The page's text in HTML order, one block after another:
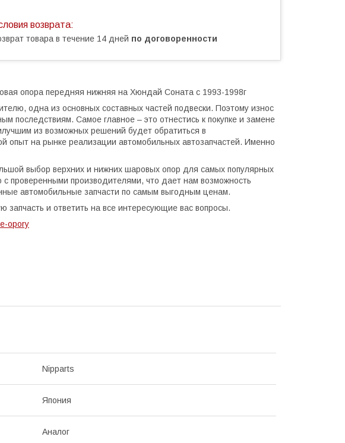
товара в течение 14 дней по договоренности
опора передняя нижняя на Хюндай Соната с 1993-1998г
одна из основных составных частей подвески. Поэтому износ
последствиям. Самое главное – это отнестись к покупке и замене
из возможных решений будет обратиться в
на рынке реализации автомобильных автозапчастей. Именно
выбор верхних и нижних шаровых опор для самых популярных
проверенными производителями, что дает нам возможность
автомобильные запчасти по самым выгодным ценам.
и ответить на все интересующие вас вопросы.
opory
Nipparts
Япония
Аналог